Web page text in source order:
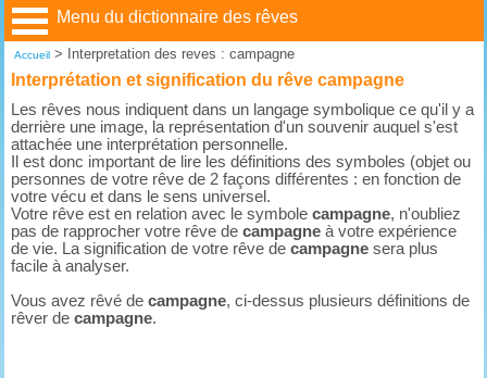
Menu du dictionnaire des rêves
Accueil> Interpretation des reves : campagne
Interprétation et signification du rêve campagne
Les rêves nous indiquent dans un langage symbolique ce qu'il y a
derrière une image, la représentation d'un souvenir auquel s'est
attachée une interprétation personnelle.
Il est donc important de lire les définitions des symboles (objet ou
personnes de votre rêve de 2 façons différentes : en fonction de
votre vécu et dans le sens universel.
Votre rêve est en relation avec le symbolecampagne, n'oubliez
pas de rapprocher votre rêve decampagne à votre expérience
de vie. La signification de votre rêve decampagne sera plus
facile à analyser.
Vous avez rêvé decampagne, ci-dessus plusieurs définitions de
rêver decampagne.